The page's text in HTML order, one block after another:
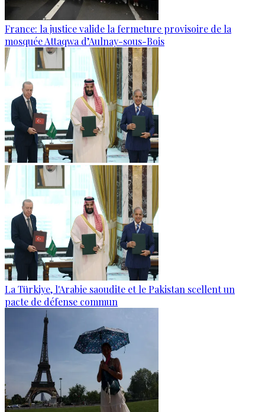
France: la justice valide la fermeture provisoire de la
mosquée Attaqwa d’Aulnay-sous-Bois
La Türkiye, l'Arabie saoudite et le Pakistan scellent un
pacte de défense commun